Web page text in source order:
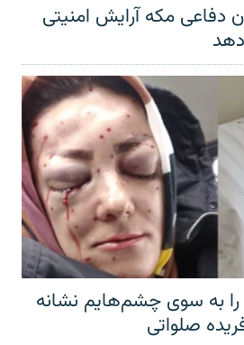
دفاعی مکه آرایش امنیتی
را به سوی چشم‌هایم نشانه
صلواتی